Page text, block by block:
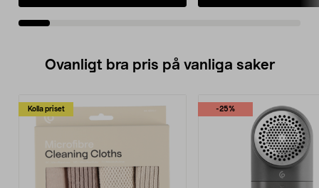
Ovanligt bra pris på vanliga saker
Kolla priset -25%